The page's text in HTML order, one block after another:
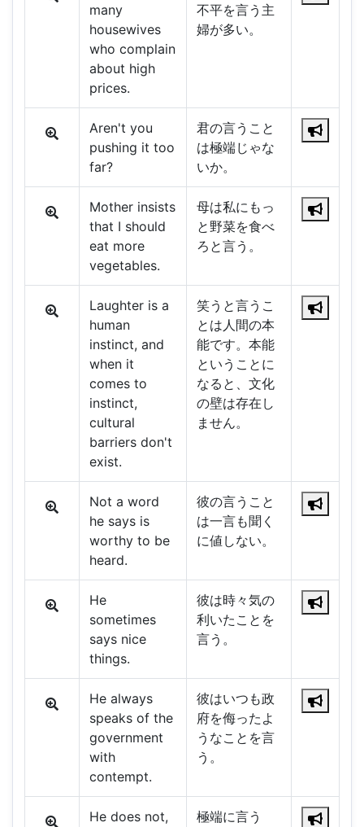
many
housewives
who complain
about high
prices.
不平を言う主
婦が多い。
Aren't you
pushing it too
far?
君の言うこと
は極端じゃな
いか。
Mother insists
that I should
eat more
vegetables.
母は私にもっ
と野菜を食べ
ろと言う。
Laughter is a
human
instinct, and
when it
comes to
instinct,
cultural
barriers don't
exist.
笑うと言うこ
とは人間の本
能です。本能
ということに
なると、文化
の壁は存在し
ません。
Not a word
he says is
worthy to be
heard.
彼の言うこと
は一言も聞く
に値しない。
He
sometimes
says nice
things.
彼は時々気の
利いたことを
言う。
He always
speaks of the
government
with
contempt.
彼はいつも政
府を侮ったよ
うなことを言
う。
He does not,
極端に言う